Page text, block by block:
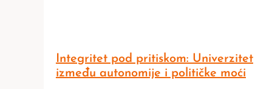
Integritet pod pritiskom: Univerzitet
između autonomije i političke moći